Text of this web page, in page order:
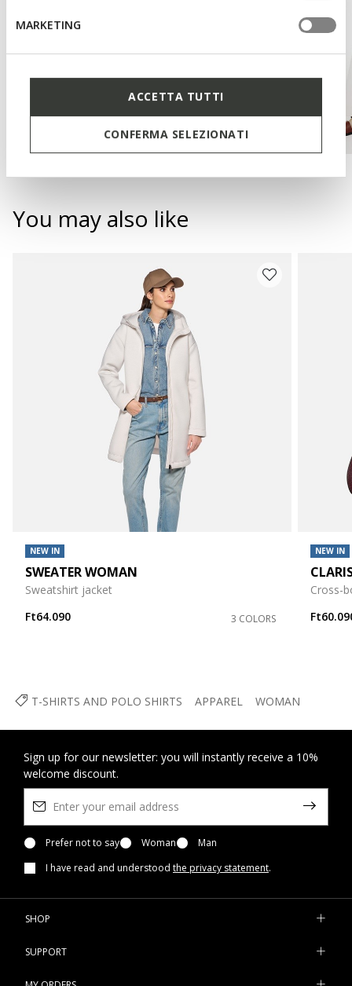
MARKETING
ACCETTA TUTTI
CONFERMA SELEZIONATI
T-SHIRTS AND POLO SHIRTS APPAREL WOMAN
You may also like
NEW IN
SWEATER WOMAN
Sweatshirt jacket
Ft64.090
3 COLORS
NEW IN
Cross-
Sign up for our newsletter: you will instantly receive a 10%
welcome discount.
Prefer not to say Woman
Man
I have read and understood the privacy statement.
SHOP
SUPPORT